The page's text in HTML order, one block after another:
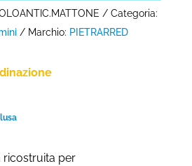
Categoria:
Marchio: PIETRARRED
ricostruita per